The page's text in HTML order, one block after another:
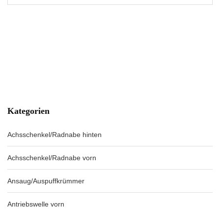
Kategorien
Achsschenkel/Radnabe hinten
Achsschenkel/Radnabe vorn
Ansaug/Auspuffkrümmer
Antriebswelle vorn